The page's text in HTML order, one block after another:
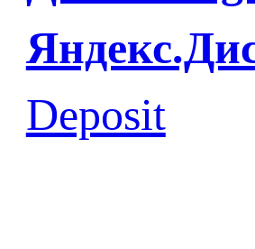
Deposit